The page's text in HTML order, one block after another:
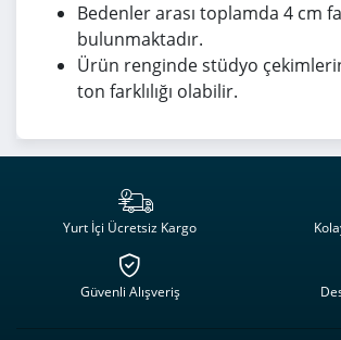
Bedenler arası toplamda 4 cm
bulunmaktadır.
Ürün renginde stüdyo
ton farklılığı olabilir.
Yurt İçi Ücretsiz Kargo
Güvenli Alışveriş